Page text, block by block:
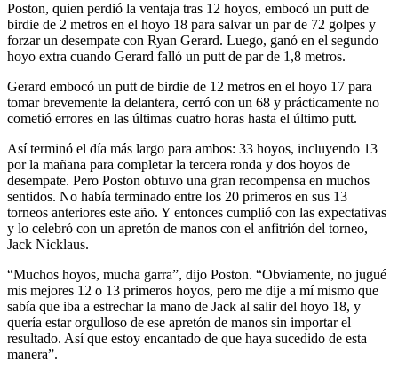
Poston, quien perdió la ventaja tras 12 hoyos, embocó un putt de
birdie de 2 metros en el hoyo 18 para salvar un par de 72 golpes y
forzar un desempate con Ryan Gerard. Luego, ganó en el segundo
hoyo extra cuando Gerard falló un putt de par de 1,8 metros.
Gerard embocó un putt de birdie de 12 metros en el hoyo 17 para
tomar brevemente la delantera, cerró con un 68 y prácticamente no
cometió errores en las últimas cuatro horas hasta el último putt.
Así terminó el día más largo para ambos: 33 hoyos, incluyendo 13
por la mañana para completar la tercera ronda y dos hoyos de
desempate. Pero Poston obtuvo una gran recompensa en muchos
sentidos. No había terminado entre los 20 primeros en sus 13
torneos anteriores este año. Y entonces cumplió con las expectativas
y lo celebró con un apretón de manos con el anfitrión del torneo,
Jack Nicklaus.
“Muchos hoyos, mucha garra”, dijo Poston. “Obviamente, no jugué
mis mejores 12 o 13 primeros hoyos, pero me dije a mí mismo que
sabía que iba a estrechar la mano de Jack al salir del hoyo 18, y
quería estar orgulloso de ese apretón de manos sin importar el
resultado. Así que estoy encantado de que haya sucedido de esta
manera”.